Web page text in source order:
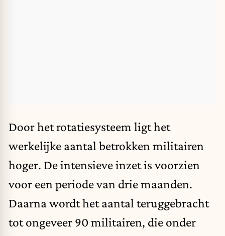
Door het rotatiesysteem ligt het
werkelijke aantal betrokken militairen
hoger. De intensieve inzet is voorzien
voor een periode van drie maanden.
Daarna wordt het aantal teruggebracht
tot ongeveer 90 militairen, die onder